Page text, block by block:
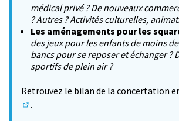
médical privé ? De nouveaux
? Autres ? Activités culturelles,
Les aménagements pour les
des jeux pour les enfants de moins de
bancs pour se reposer et échanger ?
sportifs de plein air ?
Retrouvez le bilan de la concertation
.